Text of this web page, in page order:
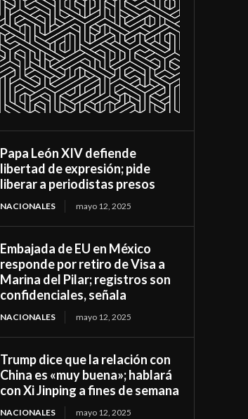
Papa León XIV defiende
libertad de expresión; pide
liberar a periodistas presos
NACIONALES mayo 12, 2025
Embajada de EU en México
responde por retiro de Visa a
Marina del Pilar; registros son
confidenciales, señala
NACIONALES mayo 12, 2025
Trump dice que la relación con
China es «muy buena»; hablará
con Xi Jinping a fines de semana
NACIONALES mayo 12, 2025